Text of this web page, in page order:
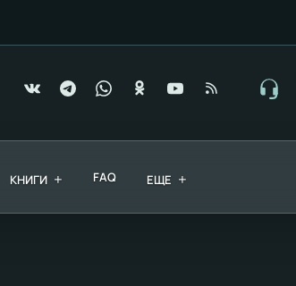
КНИГИ + FAQ ЕЩЕ +